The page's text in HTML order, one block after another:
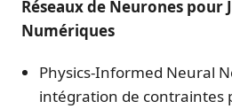
Réseaux de Neurones pour
Numériques
Physics-Informed Neural
intégration de contraintes